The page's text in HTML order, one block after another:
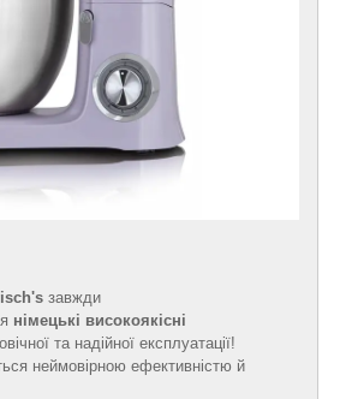
завжди
німецькі високоякісні
та надійної експлуатації!
неймовірною ефективністю й